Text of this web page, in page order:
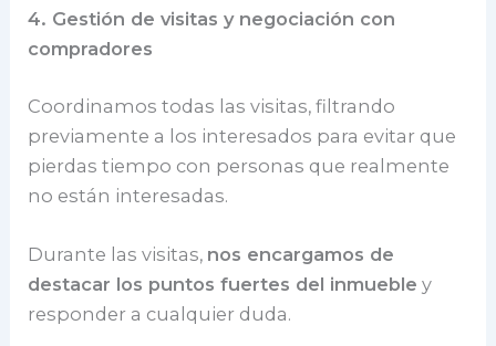
4. Gestión de visitas y negociación con
compradores
Coordinamos todas las visitas, filtrando
previamente a los interesados para evitar que
pierdas tiempo con personas que realmente
no están interesadas.
Durante las visitas, nos encargamos de
destacar los puntos fuertes del inmueble y
responder a cualquier duda.